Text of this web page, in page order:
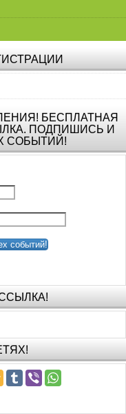
БЕСПЛАТНАЯ
ПОДПИШИСЬ И
СОБЫТИЙ!
событий!